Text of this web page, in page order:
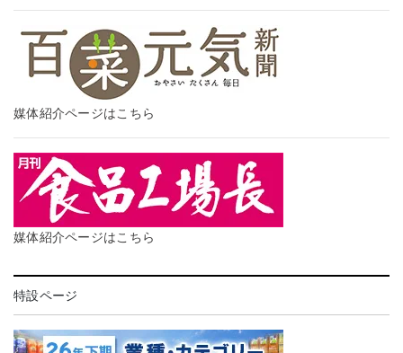
媒体紹介ページはこちら
媒体紹介ページはこちら
特設ページ